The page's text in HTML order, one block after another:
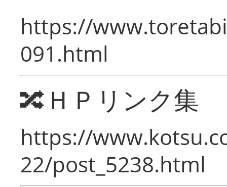
https://
091.html
🔀ＨＰリンク集
https://
22/post_5238.html